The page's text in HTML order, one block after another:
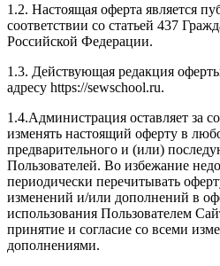
1.2. Настоящая оферта является
соответствии со статьей 437
Российской Федерации.
1.3. Действующая редакция
адресу https://sewschool.ru.
1.4.Администрация оставляет за
изменять настоящий оферту в
предварительного и (или)
Пользователей. Во избежание
периодически перечитывать
изменений и/или дополнений в
использования Пользователем
принятие и согласие со всеми
дополнениями.